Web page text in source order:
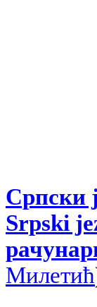
Српски
Srpski
Милетић